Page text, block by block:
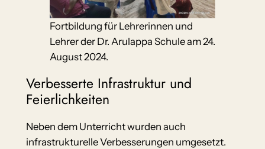
Fortbildung für Lehrerinnen und
Lehrer der Dr. Arulappa Schule am 24.
August 2024.
Verbesserte Infrastruktur und
Feierlichkeiten
Neben dem Unterricht wurden auch
infrastrukturelle Verbesserungen umgesetzt.